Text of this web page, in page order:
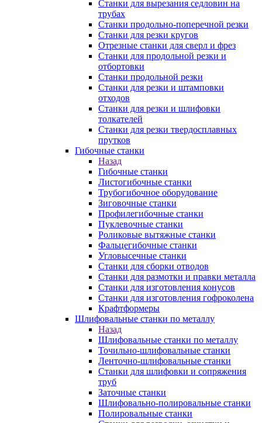
Станки для вырезания седловин на
трубаx
Станки продольно-поперечной резки
Станки для резки кругов
Отрезные станки для сверл и фрез
Станки для продольной резки и
отбортовки
Станки продольной резки
Станки для резки и штамповки
отходов
Станки для резки и шлифовки
толкателей
Станки для резки твердосплавных
прутков
Гибочные станки
Назад
Гибочные станки
Листогибочные станки
Трубогибочное оборудование
Зиговочные станки
Профилегибочные станки
Пуклевочные станки
Роликовые вытяжные станки
Фальцегибочные станки
Угловысечные станки
Станки для сборки отводов
Станки для размотки и правки металла
Станки для изготовления конусов
Станки для изготовления гофроколена
Крафтформеры
Шлифовальные станки по металлу
Назад
Шлифовальные станки по металлу
Точильно-шлифовальные станки
Ленточно-шлифовальные станки
Станки для шлифовки и сопряжения
труб
Заточные станки
Шлифовально-полировальные станки
Полировальные станки